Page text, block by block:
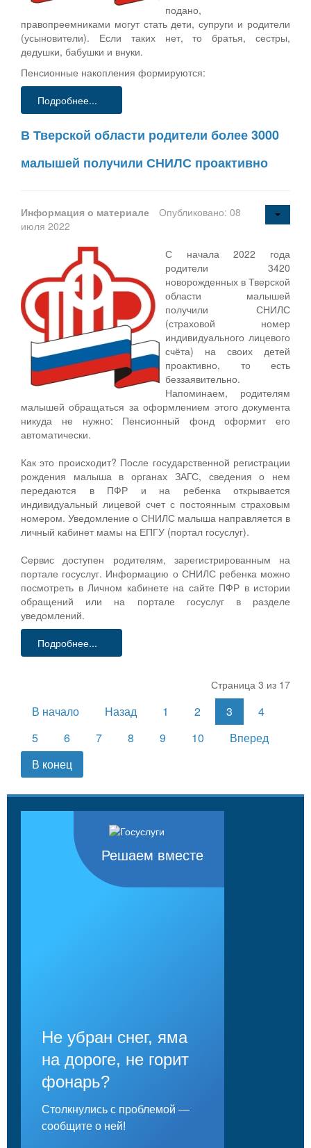
подано,
правопреемниками могут стать дети, супруги и родители
(усыновители). Если таких нет, то братья, сестры,
дедушки, бабушки и внуки.
Пенсионные накопления формируются:
Подробнее...
В Тверской области родители более 3000
малышей получили СНИЛС проактивно
Информация о материале
Опубликовано: 08
июля 2022
С начала 2022 года
родители 3420
новорожденных в Тверской
области малышей
получили СНИЛС
(страховой номер
индивидуального лицевого
счёта) на своих детей
проактивно, то есть
беззаявительно.
Напоминаем, родителям
малышей обращаться за оформлением этого документа
никуда не нужно: Пенсионный фонд оформит его
автоматически.
Как это происходит? После государственной регистрации
рождения малыша в органах ЗАГС, сведения о нем
передаются в ПФР и на ребенка открывается
индивидуальный лицевой счет с постоянным страховым
номером. Уведомление о СНИЛС малыша направляется в
личный кабинет мамы на ЕПГУ (портал госуслуг).
Сервис доступен родителям, зарегистрированным на
портале госуслуг. Информацию о СНИЛС ребенка можно
посмотреть в Личном кабинете на сайте ПФР в истории
обращений или на портале госуслуг в разделе
уведомлений.
Подробнее...
Страница 3 из 17
В начало Назад 1 2 3
4
5
6 7 8 9 10
Вперед
В конец
Решаем вместе
Не убран снег, яма
на дороге, не горит
фонарь?
Столкнулись с проблемой —
сообщите о ней!